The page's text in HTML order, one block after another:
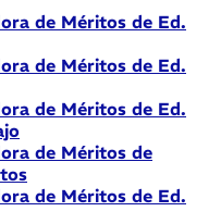
de Méritos de Ed.
de Méritos de Ed.
de Méritos de Ed.
de Méritos de
de Méritos de Ed.